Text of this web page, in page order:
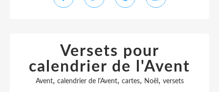
Versets pour
calendrier de l'Avent
Avent, calendrier de l'Avent, cartes, Noël, versets